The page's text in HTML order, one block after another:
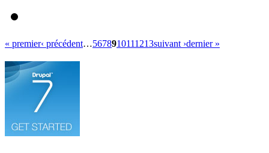
« premier‹ précédent…5678910111213suivant ›dernier »